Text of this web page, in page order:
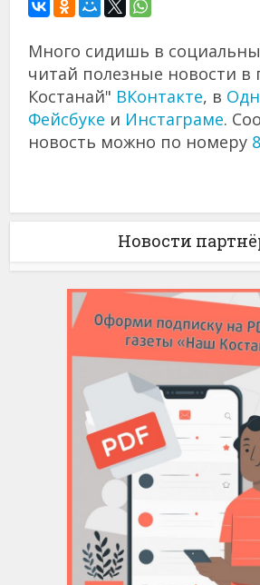
Много сидишь в
читай полезные новости в
Костанай" ВКонтакте, в
Фейсбуке и Инстаграме.
новость можно по номеру
Новости